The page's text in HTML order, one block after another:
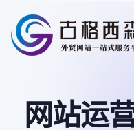
网站运